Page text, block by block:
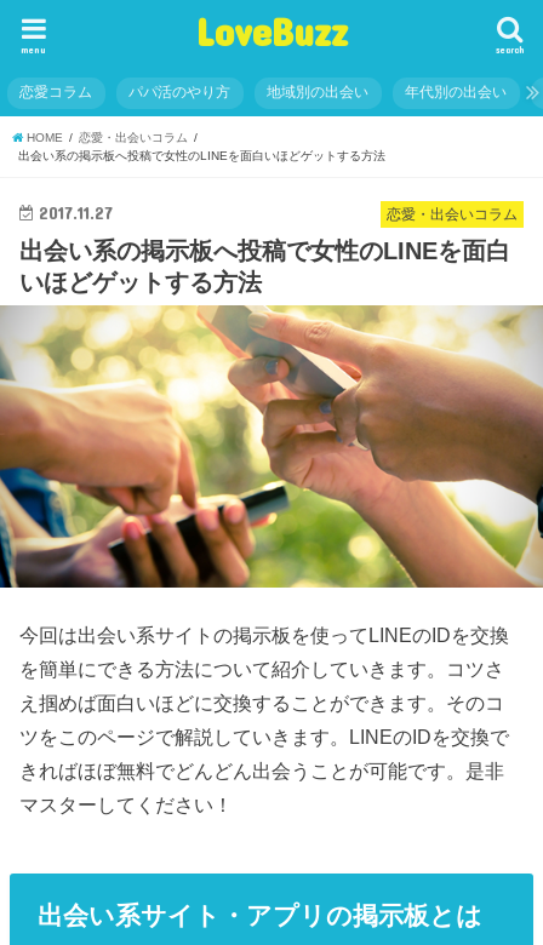
LoveBuzz search
menu
恋愛コラム パパ活のやり方 地域別の出会い 年代別の出会い
HOME
恋愛・出会いコラム
出会い系の掲示板へ投稿で女性のLINEを面白いほどゲットする方法
恋愛・出会いコラム
2017.11.27
出会い系の掲示板へ投稿で女性のLINEを面白
いほどゲットする方法
今回は出会い系サイトの掲示板を使ってLINEのIDを交換
を簡単にできる方法について紹介していきます。コツさ
え掴めば面白いほどに交換することができます。そのコ
ツをこのページで解説していきます。LINEのIDを交換で
きればほぼ無料でどんどん出会うことが可能です。是非
マスターしてください！
出会い系サイト・アプリの掲示板とは